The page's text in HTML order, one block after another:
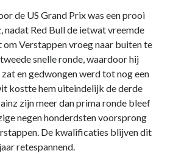
van de Formule 1
van de Formule 1
van de Formule 1
opHet regeldilemma van de Formule 1
van Bahrein 2024 – De F1-NerdopGrand
de US Grand Prix was een prooi
nadat Red Bull de ietwat vreemde
om Verstappen vroeg naar buiten te
snelle ronde, waardoor hij
en gedwongen werd tot nog een
kostte hem uiteindelijk de derde
zijn meer dan prima ronde bleef
negen honderdsten voorsprong
De kwalificaties blijven dit
jaar retespannend.